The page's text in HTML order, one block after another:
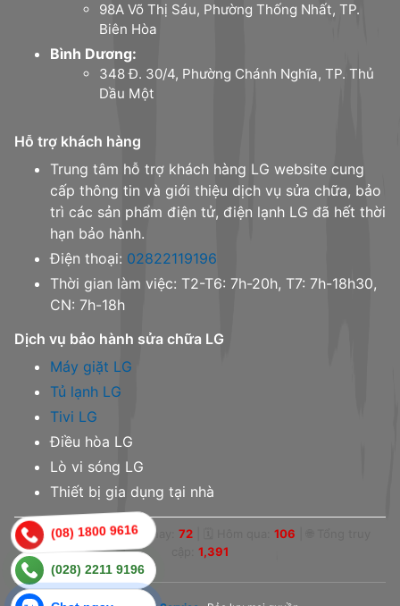
98A Võ Thị Sáu, Phường Thống Nhất, TP.
Biên Hòa
Bình Dương:
348 Đ. 30/4, Phường Chánh Nghĩa, TP. Thủ
Dầu Một
Hỗ trợ khách hàng
Trung tâm hỗ trợ khách hàng LG website cung
cấp thông tin và giới thiệu dịch vụ sửa chữa, bảo
trì các sản phẩm điện tử, điện lạnh LG đã hết thời
hạn bảo hành.
Điện thoại: 02822119196
Thời gian làm việc: T2-T6: 7h-20h, T7: 7h-18h30,
CN: 7h-18h
Dịch vụ bảo hành sửa chữa LG
Máy giặt LG
Tủ lạnh LG
Tivi LG
Điều hòa LG
Lò vi sóng LG
Thiết bị gia dụng tại nhà
👁 Online:0| 📅 Hôm nay: 72| 106
1,391
(08) 1800 9616
(028) 2211 9196